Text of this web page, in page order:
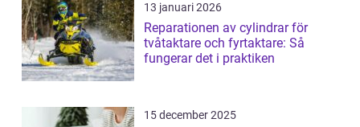
13 januari 2026
Reparationen av cylindrar för
tvåtaktare och fyrtaktare: Så
fungerar det i praktiken
15 december 2025